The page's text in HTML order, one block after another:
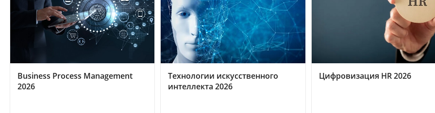
Business Process Management
2026
Технологии искусственного
интеллекта 2026
Цифровизация HR 2026